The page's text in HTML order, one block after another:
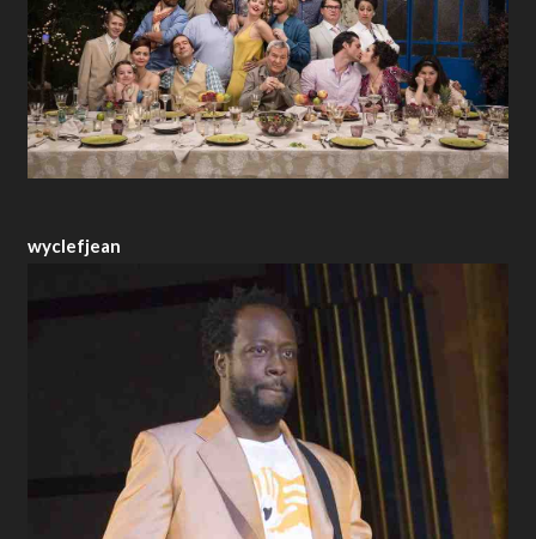
wyclefjean